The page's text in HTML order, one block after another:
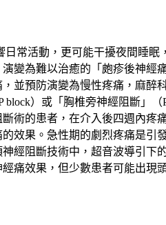
常活動，更可能干擾夜間睡
為難以治癒的「皰疹後神經痛
並預防演變為慢性疼痛，麻醉
）或「胸椎旁神經阻斷」
術的患者，在介入後四週內疼
果。急性期的劇烈疼痛是引
經阻斷技術中，超音波導引下
痛效果，但少數患者可能出現